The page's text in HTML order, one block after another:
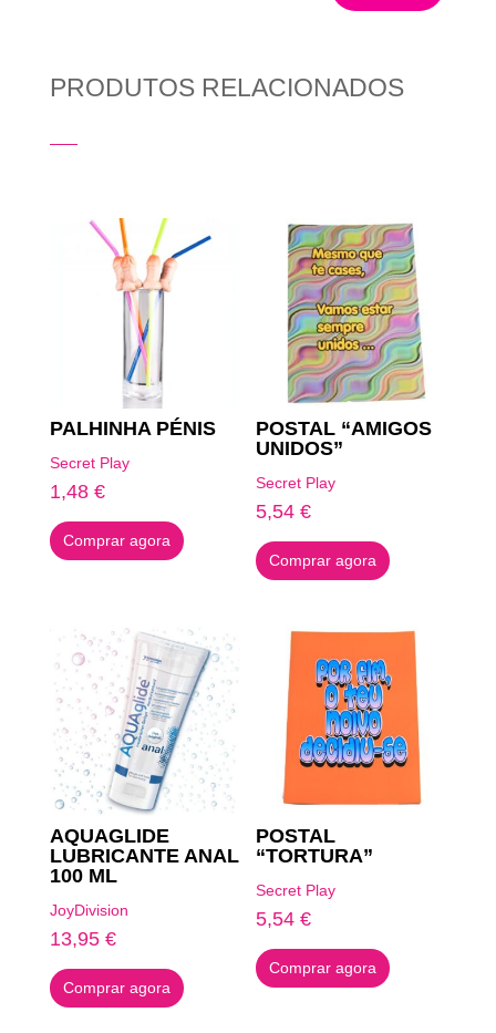
PRODUTOS RELACIONADOS
PALHINHA PÉNIS
Secret Play
1,48 €
Comprar agora
POSTAL “AMIGOS
UNIDOS”
Secret Play
5,54€
Comprar agora
AQUAGLIDE
LUBRICANTE ANAL
100 ML
JoyDivision
13,95 €
Comprar agora
POSTAL
“TORTURA”
Secret Play
5,54€
Comprar agora